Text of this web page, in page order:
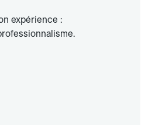
expérience :